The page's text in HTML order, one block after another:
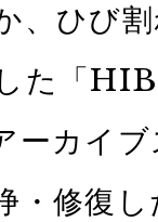
、ひび
た「
ーカイ
・修復